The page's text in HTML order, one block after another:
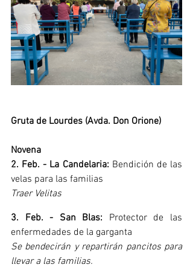
Gruta de Lourdes (Avda. Don Orione)
Novena
2. Feb. - La Candelaria: Bendición de las
velas para las familias
Traer Velitas
3. Feb. - San Blas: Protector de las
enfermedades de la garganta
Se bendecirán y repartirán pancitos para
llevar a las familias.